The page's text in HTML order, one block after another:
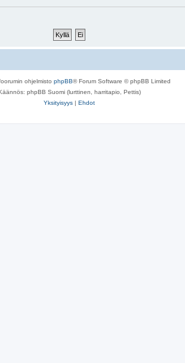
ohjelmisto phpBB® Forum Software © phpBB Limited
phpBB Suomi (lurttinen, harritapio, Pettis)
Yksityisyys | Ehdot